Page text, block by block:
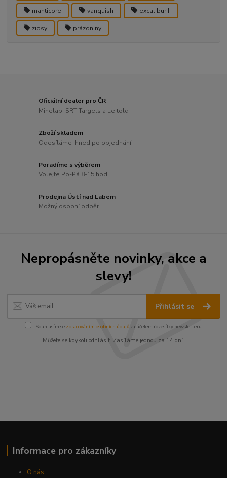
manticore vanquish excalibur II
zipsy prázdniny
Oficiální dealer pro ČR
Minelab, SRT Targets a Leitold
Zboží skladem
Odesíláme ihned po objednání
Poradíme s výběrem
Volejte Po-Pá 8-15 hod.
Prodejna Ústí nad Labem
Možný osobní odběr
Nepropásněte novinky, akce a
slevy!
Přihlásit se
Souhlasím se zpracováním osobních údajůza účelem rozesílky newsletteru.
Můžete se kdykoli odhlásit. Zasíláme jednou za 14 dní.
Informace pro zákazníky
O nás